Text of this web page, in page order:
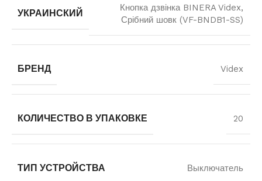
УКРАИНСКИЙ
Кнопка дзвінка BINERA Videx,
Срібний шовк (VF-BNDB1-SS)
БРЕНД Videx
КОЛИЧЕСТВО В УПАКОВКЕ 20
ТИП УСТРОЙСТВА Выключатель